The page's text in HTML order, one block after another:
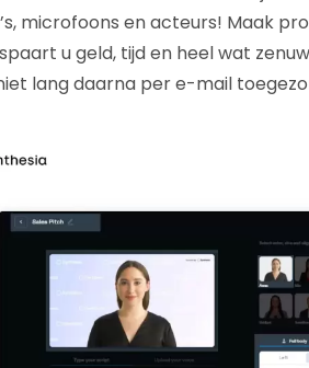
microfoons en acteurs! Maak
u geld, tijd en heel wat
lang daarna per e-mail